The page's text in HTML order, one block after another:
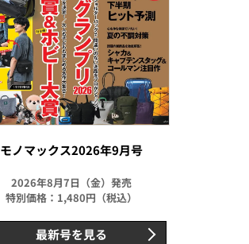
モノマックス2026年9月号
2026年8月7日（金）発売
特別価格：1,480円（税込）
最新号を見る